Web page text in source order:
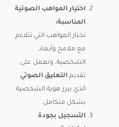
اختيار المواهب الصوتية
المناسبة:
نختار المواهب التي تتلاءم
مع ملامح وأبعاد
الشخصية، ونعمل على
تقديم التعليق الصوتي
الذي يبرز هوية الشخصية
بشكل متكامل.
التسجيل بجودة